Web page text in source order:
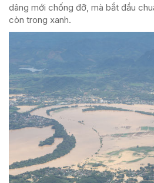
dâng mới chống đỡ, mà bắt đầu
còn trong xanh.